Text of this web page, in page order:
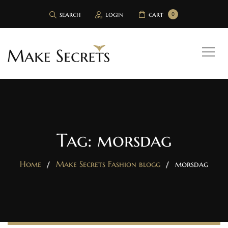
search login 0
cart
Tag: morsdag
Home Make Secrets Fashion blogg morsdag